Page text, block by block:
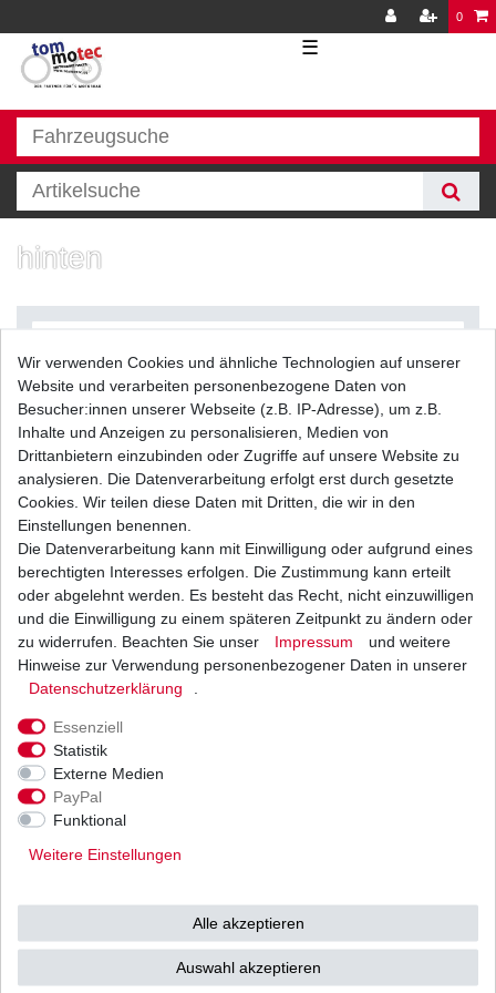
0
☰
hinten
Filter
Bremsbeläge hinten ArticCat Kymco Masai EBC
FA 355 TT FA355TT Standard
UVP 46,54 € 31,86 € *
1 Satz | 31,86 € / Satz
inkl. ges. MwSt. zzgl.
Versand
Ab einem Warenwert von
500 Euro versenden wir
53783 Eitorf (
unbedingt Termin
Wir verwenden Cookies und ähnliche Technologien auf unserer
Website und verarbeiten personenbezogene Daten von
Besucher:innen unserer Webseite (z.B. IP-Adresse), um z.B.
Inhalte und Anzeigen zu personalisieren, Medien von
Drittanbietern einzubinden oder Zugriffe auf unsere Website zu
analysieren. Die Datenverarbeitung erfolgt erst durch gesetzte
Cookies. Wir teilen diese Daten mit Dritten, die wir in den
Einstellungen benennen.
Die Datenverarbeitung kann mit Einwilligung oder aufgrund eines
berechtigten Interesses erfolgen. Die Zustimmung kann erteilt
oder abgelehnt werden. Es besteht das Recht, nicht einzuwilligen
und die Einwilligung zu einem späteren Zeitpunkt zu ändern oder
zu widerrufen. Beachten Sie unser
Impressum
und weitere
Hinweise zur Verwendung personenbezogener Daten in unserer
Daten­schutz­erklärung
Essenziell
Statistik
Externe Medien
PayPal
Funktional
Weitere Einstellungen
Alle akzeptieren
Auswahl akzeptieren